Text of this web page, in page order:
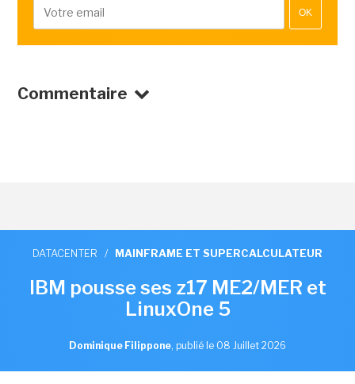
OK
Commentaire
DATACENTER / MAINFRAME ET SUPERCALCULATEUR
IBM pousse ses z17 ME2/MER et
LinuxOne 5
Dominique Filippone, publié le 08 Juillet 2026